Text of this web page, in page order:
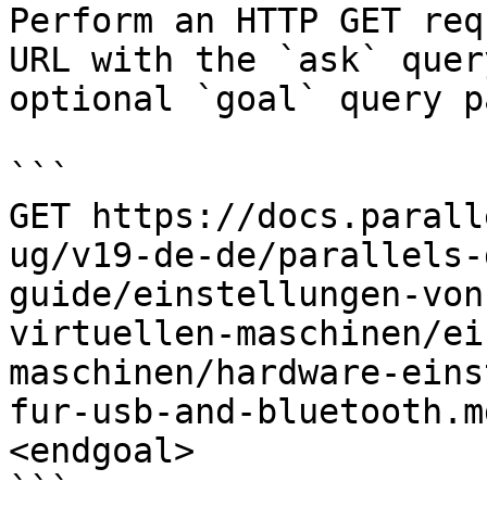
Perform an HTTP GET
URL with the `ask`
optional `goal` query
```
GET https://
ug/v19-de-de/
guide/einstellungen-
virtuellen-maschinen/
maschinen/hardware-
fur-usb-and-
<endgoal>
```